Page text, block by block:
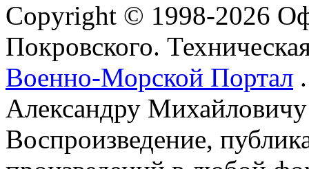
Copyright © 1998-2026
Покровского.
Военно-Морской Портал
Александру
Воспроизведение,